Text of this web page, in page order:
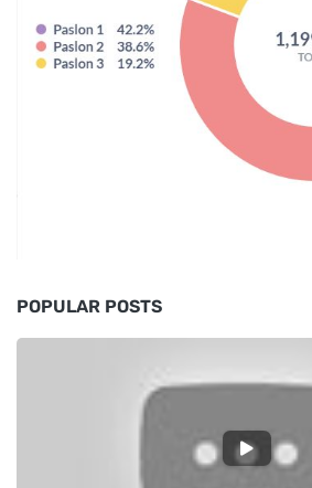
POPULAR POSTS